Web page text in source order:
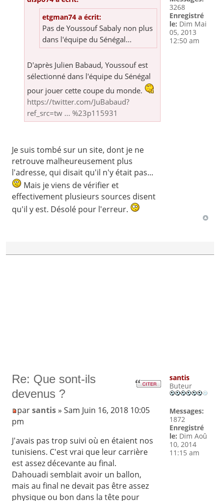
etgman74 a écrit:
Pas de Youssouf Sabaly non plus
dans l'équipe du Sénégal...
D'après Julien Babaud, Youssouf est
sélectionné dans l'équipe du Sénégal
pour jouer cette coupe du monde.
https://twitter.com/JuBabaud?
ref_src=tw ... %23p115931
Je suis tombé sur un site, dont je ne
retrouve malheureusement plus
l'adresse, qui disait qu'il n'y était pas...
Mais je viens de vérifier et
effectivement plusieurs sources disent
qu'il y est. Désolé pour l'erreur.
3268
Enregistré
le: Dim Mai
05, 2013
12:50 am
Re: Que sont-ils
devenus ?
parsantis» Sam Juin 16, 2018 10:05
pm
J'avais pas trop suivi où en étaient nos
tunisiens. C'est vrai que leur carrière
est assez décevante au final.
Dahouadi semblait avoir un ballon,
mais au final ne devait pas être assez
physique ou bon dans la tête pour
santis
Buteur
Messages:
1872
Enregistré
le: Dim Aoû
10, 2014
11:15 am